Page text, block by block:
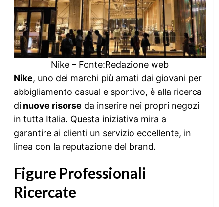
Nike – Fonte:Redazione web
Nike, uno dei marchi più amati dai giovani per
abbigliamento casual e sportivo, è alla ricerca
dinuove risorse da inserire nei propri negozi
in tutta Italia. Questa iniziativa mira a
garantire ai clienti un servizio eccellente, in
linea con la reputazione del brand.
Figure Professionali
Ricercate